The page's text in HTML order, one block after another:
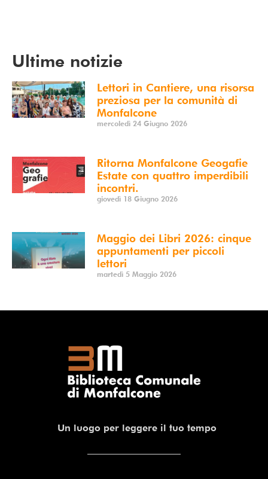
Ultime notizie
Lettori in Cantiere, una risorsa
preziosa per la comunità di
Monfalcone
mercoledì 24 Giugno 2026
Ritorna Monfalcone Geogafie
Estate con quattro imperdibili
incontri.
giovedì 18 Giugno 2026
Maggio dei Libri 2026: cinque
appuntamenti per piccoli
lettori
martedì 5 Maggio 2026
Un luogo per leggere il tuo tempo